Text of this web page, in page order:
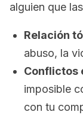
alguien que
Relación
abuso, la
Conflictos
imposible
con tu